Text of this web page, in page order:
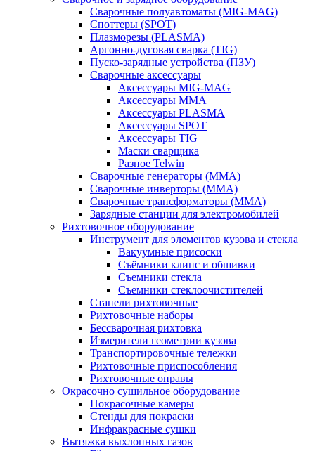
Сварочные полуавтоматы (MIG-MAG)
Споттеры (SPOT)
Плазморезы (PLASMA)
Аргонно-дуговая сварка (TIG)
Пуско-зарядные устройства (ПЗУ)
Сварочные аксессуары
Аксессуары MIG-MAG
Аксессуары MMA
Аксессуары PLASMA
Аксессуары SPOT
Аксессуары TIG
Маски сварщика
Разное Telwin
Сварочные генераторы (MMA)
Сварочные инверторы (MMA)
Сварочные трансформаторы (MMA)
Зарядные станции для электромобилей
Рихтовочное оборудование
Инструмент для элементов кузова и стекла
Вакуумные присоски
Съёмники клипс и обшивки
Съемники стекла
Съемники стеклоочистителей
Стапели рихтовочные
Рихтовочные наборы
Бессварочная рихтовка
Измерители геометрии кузова
Транспортировочные тележки
Рихтовочные приспособления
Рихтовочные оправы
Окрасочно сушильное оборудование
Покрасочные камеры
Стенды для покраски
Инфракрасные сушки
Вытяжка выхлопных газов